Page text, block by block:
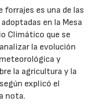
forrajes es una de las
en la Mesa
Climático que se
la evolución
y
la agricultura y la
explicó el
nota.